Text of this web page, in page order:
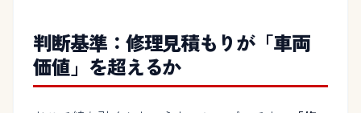
判断基準：修理見積もりが「車両
価値」を超えるか